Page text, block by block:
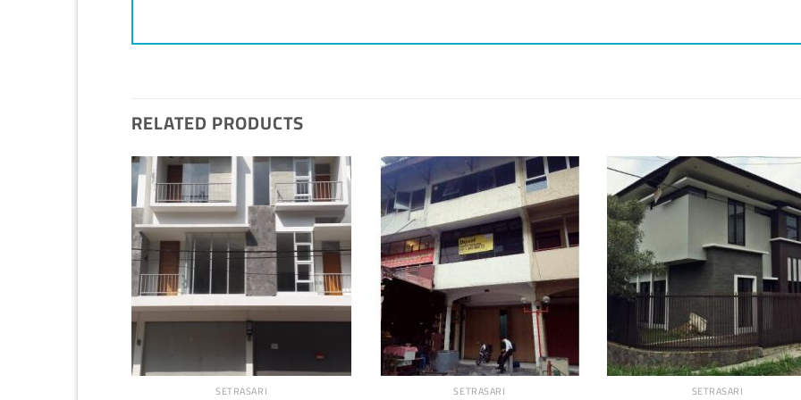
RELATED PRODUCTS
SETRASARI SETRASARI SETRASARI